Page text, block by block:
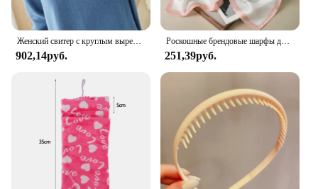
Женский свитер с круглым вырезом, однотонная теплая кашемировая рубашка с длинным рукавом, Осень-зима
902,14руб.
Роскошные брендовые шарфы для женщин, шелковый атласный шарф-хиджаб с принтом шаль, женская бандана 70*70 см, квадратные шали, шарфы для женщин 2024
251,39руб.